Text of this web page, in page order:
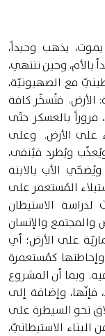
يذهب وحيداً،
بالأم، وحين تنتهي،
مع الصهيونيّة،
الأرض. فتُسخّر كافة
مروراً بالعسكر حتّى
على الأرض. وعلى
ويُطرد فيُنفى،
الأب بالابنة
المُستعمر على
الاستيطان
والمجتمع والإنسان
على الأرض؛ أي
كمُستعمرة
وبما أن المشروع
وإضافة إلى
نحو السيطرة على
البناء الاستيطانيّ،